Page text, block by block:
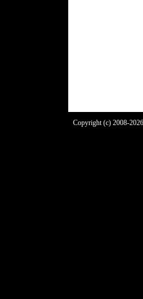
Copyright (c) 2008-